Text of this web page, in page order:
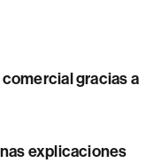
gracias a
explicaciones